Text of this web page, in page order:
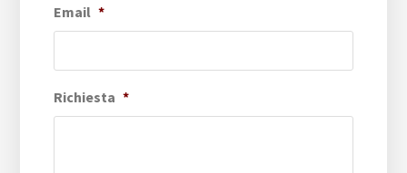
Email *
Richiesta *